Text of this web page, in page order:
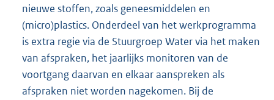
nieuwe stoffen, zoals geneesmiddelen en
(micro)plastics. Onderdeel van het werkprogramma
is extra regie via de Stuurgroep Water via het maken
van afspraken, het jaarlijks monitoren van de
voortgang daarvan en elkaar aanspreken als
afspraken niet worden nagekomen. Bij de